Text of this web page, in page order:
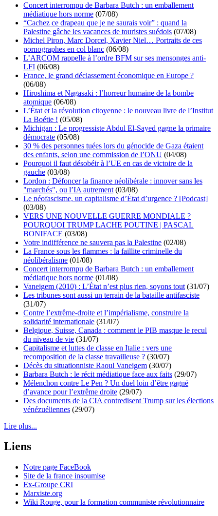
Concert interrompu de Barbara Butch : un emballement
médiatique hors norme (07/08)
“Cachez ce drapeau que je ne saurais voir” : quand la
Palestine gâche les vacances de touristes suédois (07/08)
Michel Piron, Marc Dorcel, Xavier Niel… Portraits de ces
pornographes en col blanc (06/08)
L’ARCOM rappelle à l’ordre BFM sur ses mensonges anti-
LFI (06/08)
France, le grand déclassement économique en Europe ?
(06/08)
Hiroshima et Nagasaki : l’horreur humaine de la bombe
atomique (06/08)
L’État et la révolution citoyenne : le nouveau livre de l’Institut
La Boétie ! (05/08)
Michigan : Le progressiste Abdul El-Sayed gagne la primaire
démocrate (05/08)
30 % des personnes tuées lors du génocide de Gaza étaient
des enfants, selon une commission de l’ONU (04/08)
Pourquoi il faut désobéir à l’UE en cas de victoire de la
gauche (03/08)
Lordon : Défoncer la finance néolibérale : innover sans les
"marchés", ou l’IA autrement (03/08)
Le néofascisme, un capitalisme d’État d’urgence ? [Podcast]
(03/08)
VERS UNE NOUVELLE GUERRE MONDIALE ?
POURQUOI TRUMP LACHE POUTINE | PASCAL
BONIFACE (03/08)
Votre indifférence ne sauvera pas la Palestine (02/08)
La France sous les flammes : la faillite criminelle du
néolibéralisme (01/08)
Concert interrompu de Barbara Butch : un emballement
médiatique hors norme (01/08)
Vaneigem (2010) : L’État n’est plus rien, soyons tout (31/07)
Les tribunes sont aussi un terrain de la bataille antifasciste
(31/07)
Contre l’extrême-droite et l’impérialisme, construire la
solidarité internationale (31/07)
Belgique, Suisse, Canada : comment le PIB masque le recul
du niveau de vie (31/07)
Capitalisme et luttes de classe en Italie : vers une
recomposition de la classe travailleuse ? (30/07)
Décès du situationniste Raoul Vaneigem (30/07)
Barbara Butch : le récit médiatique face aux faits (29/07)
Mélenchon contre Le Pen ? Un duel loin d’être gagné
d’avance pour l’extrême droite (29/07)
Des documents de la CIA contredisent Trump sur les élections
vénézuéliennes (29/07)
Lire plus...
Liens
Notre page FaceBook
Site de la france insoumise
Ex-Groupe CRI
Marxiste.org
Wiki Rouge, pour la formation communiste révolutionnaire